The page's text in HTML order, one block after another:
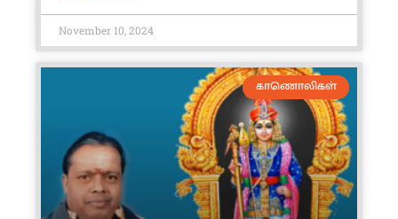
November 10, 2024
காணொலிகள்